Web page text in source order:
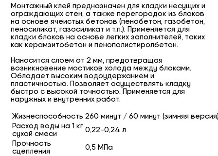
Монтажный клей предназначен для кладки несущих и
ограждающих стен, а также перегородок из блоков
на основе ячеистых бетонов (пенобетон, газобетон,
пеносиликат, газосиликат и т.п.). Применяется для
кладки блоков на основе легких заполнителей, таких
как керамзитобетон и пенополистиролбетон.
Наносится слоем от 2 мм, предотвращая
возникновение мостиков холода между блоками.
Обладает высоким водоудержанием и
пластичностью. Позволяет осуществлять кладку
быстро с высокой точностью. Применяется для
наружных и внутренних работ.
Жизнеспособность 260 минут / 60 минут (зимняя
Расход воды на 1 кг
сухой смеси
0,22-0,24 л
Прочность
сцепления
0,5 МПа